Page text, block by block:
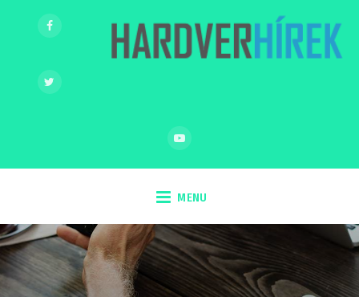
MENU